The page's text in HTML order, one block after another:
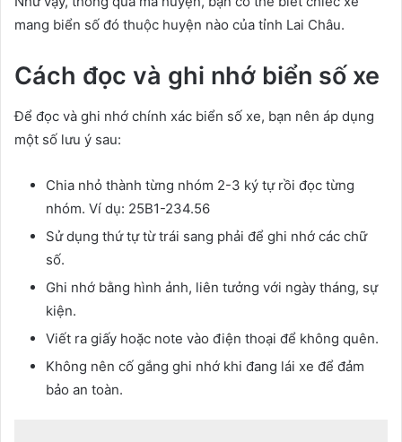
mang biển số đó thuộc huyện nào của tỉnh Lai Châu.
Cách đọc và ghi nhớ biển số xe
Để đọc và ghi nhớ chính xác biển số xe, bạn nên áp dụng
một số lưu ý sau:
Chia nhỏ thành từng nhóm 2-3 ký tự rồi đọc từng
nhóm. Ví dụ: 25B1-234.56
Sử dụng thứ tự từ trái sang phải để ghi nhớ các chữ
số.
Ghi nhớ bằng hình ảnh, liên tưởng với ngày tháng, sự
kiện.
Viết ra giấy hoặc note vào điện thoại để không quên.
Không nên cố gắng ghi nhớ khi đang lái xe để đảm
bảo an toàn.